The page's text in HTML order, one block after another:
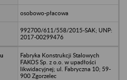
osobowo-płacowa
992700/611/558/2015-SAK; UNP:
2017-00299476
Fabryka Konstrukcji Stalowych
FAKOS Sp. z o.o. w upadłości
likwidacyjnej; ul. Fabryczna 10; 59-
900 Zgorzelec